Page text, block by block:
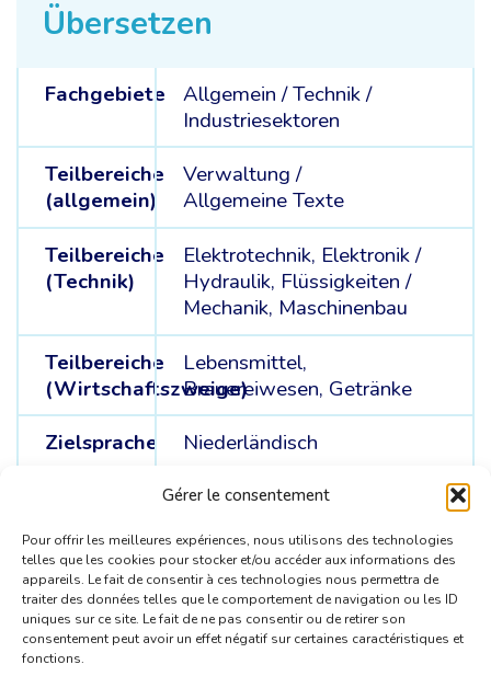
Gérer le consentement
Pour offrir les meilleures expériences, nous utilisons des technologies
telles que les cookies pour stocker et/ou accéder aux informations des
appareils. Le fait de consentir à ces technologies nous permettra de
traiter des données telles que le comportement de navigation ou les ID
uniques sur ce site. Le fait de ne pas consentir ou de retirer son
consentement peut avoir un effet négatif sur certaines caractéristiques et
fonctions.
Übersetzen
Fachgebiete Allgemein /Technik /
Industriesektoren
Teilbereiche
(allgemein)
Verwaltung /
Allgemeine Texte
Teilbereiche
(Technik)
Elektrotechnik, Elektronik /
Hydraulik, Flüssigkeiten /
Mechanik, Maschinenbau
Teilbereiche
(Wirtschaftszweige)
Lebensmittel,
Brauereiwesen, Getränke
Zielsprache
Niederländisch
AusgangssprachenDeutsch /Spanisch /